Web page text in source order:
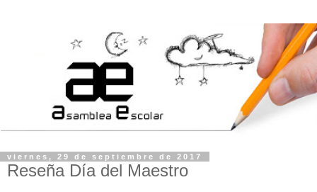
viernes, 29 de septiembre de 2017
Reseña Día del Maestro